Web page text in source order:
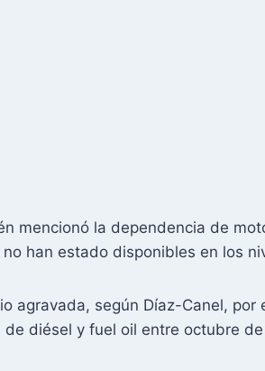
mencionó la dependencia de
han estado disponibles en los
agravada, según Díaz-Canel,
diésel y fuel oil entre octubre